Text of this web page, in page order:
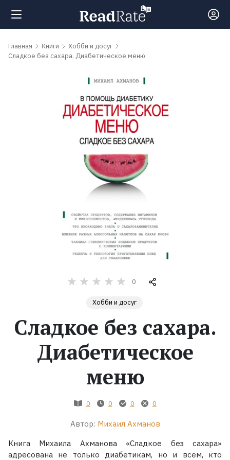
Поиск
Коллекции
Главная Книги
Хобби и досуг
Сладкое без сахара. Диабетическое меню
0
Хобби и досуг
Сладкое без сахара.
Диабетическое
меню
0 0 0 0
Автор: Михаил Ахманов
Книга Михаила Ахманова «Сладкое без сахара»
адресована не только диабетикам, но и всем, кто